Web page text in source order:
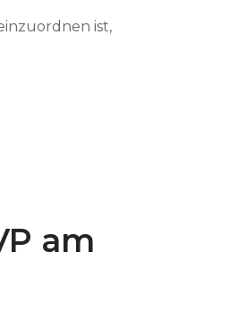
ist,
am